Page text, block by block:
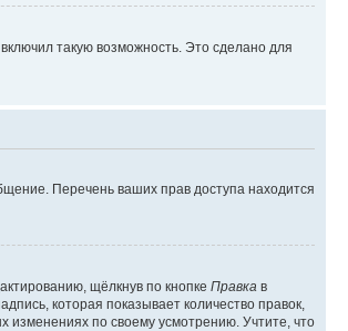
такую возможность. Это сделано для
Перечень ваших прав доступа находится
щёлкнув по кнопке Правка в
которая показывает количество правок,
изменениях по своему усмотрению. Учтите, что